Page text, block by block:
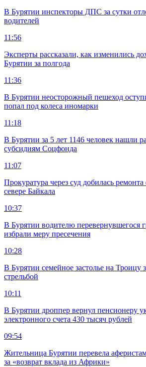
В Бурятии инспекторы ДПС за сутки
водителей
11:56
Эксперты рассказали, как изменились
Бурятии за полгода
11:36
В Бурятии неосторожный пешеход
попал под колеса иномарки
11:18
В Бурятии за 5 лет 1146 человек нашли
субсидиям Соцфонда
11:07
Прокуратура через суд добилась
севере Байкала
10:37
В Бурятии водителю перевернувшегося
избрали меру пресечения
10:28
В Бурятии семейное застолье на Троицу
стрельбой
10:11
В Бурятии дроппер вернул пенсионеру
электронного счета 430 тысяч рублей
09:54
Жительница Бурятии перевела
за «возврат вклада из Африки»